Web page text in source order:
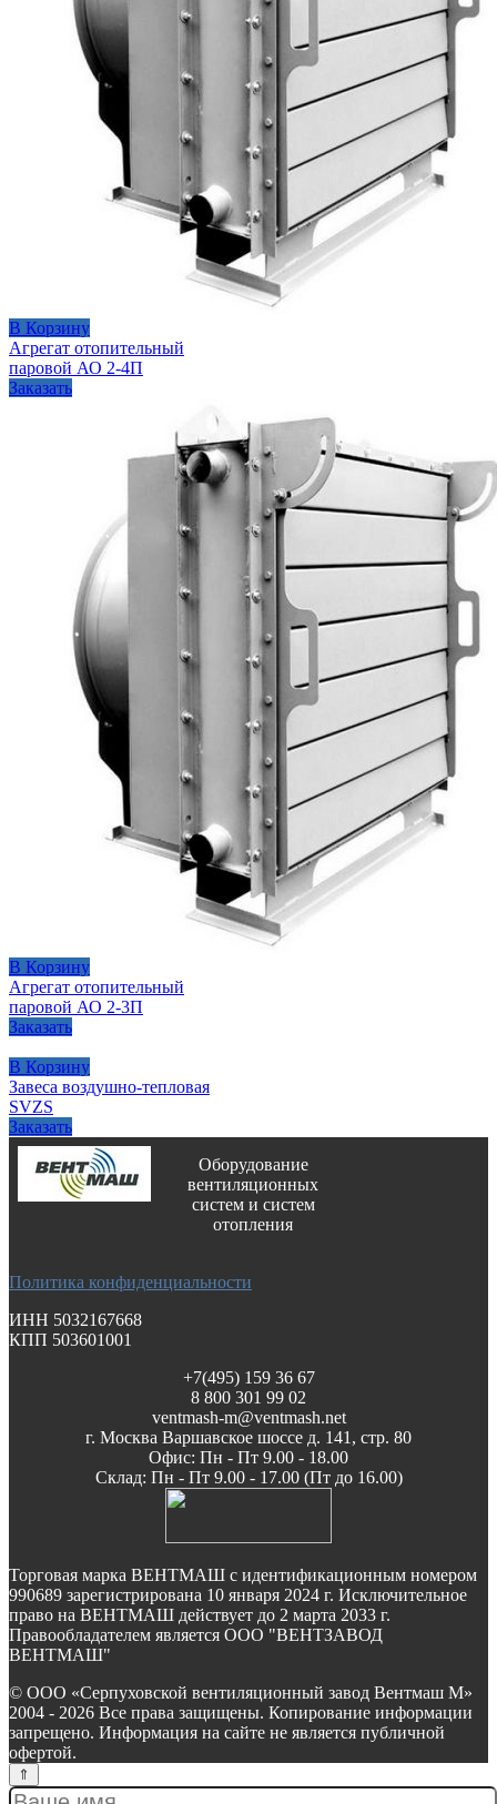
В Корзину
Агрегат отопительный
паровой АО 2-4П
Заказать
В Корзину
Агрегат отопительный
паровой АО 2-3П
Заказать
В Корзину
Завеса воздушно-тепловая
SVZS
Заказать
Оборудование
вентиляционных
систем и систем
отопления
Политика конфиденциальности
ИНН 5032167668
КПП 503601001
+7(495) 159 36 67
8 800 301 99 02
ventmash-m@ventmash.net
г. Москва Варшавское шоссе д. 141, стр. 80
Офис: Пн - Пт 9.00 - 18.00
Склад: Пн - Пт 9.00 - 17.00 (Пт до 16.00)
Торговая марка ВЕНТМАШ с идентификационным номером
990689 зарегистрирована 10 января 2024 г. Исключительное
право на ВЕНТМАШ действует до 2 марта 2033 г.
Правообладателем является ООО "ВЕНТЗАВОД
ВЕНТМАШ"
© ООО «Серпуховской вентиляционный завод Вентмаш М»
2004 - 2026 Все права защищены. Копирование информации
запрещено. Информация на сайте не является публичной
офертой.